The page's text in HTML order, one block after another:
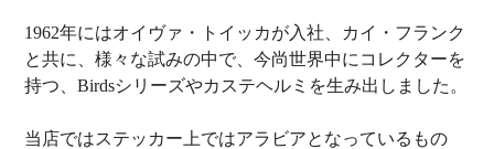
1962年にはオイヴァ・トイッカが入社、カイ・フランク
と共に、様々な試みの中で、今尚世界中にコレクターを
持つ、Birdsシリーズやカステヘルミを生み出しました。
当店ではステッカー上ではアラビアとなっているもの